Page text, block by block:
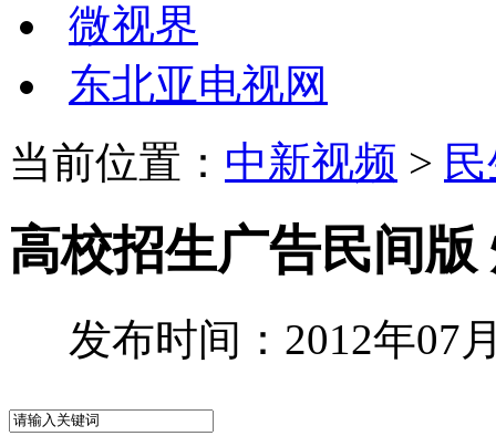
微视界
东北亚电视网
当前位置： 中新视频 >
高校招生广告民间版
发布时间：2012年07